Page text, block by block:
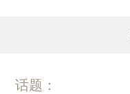
话题：